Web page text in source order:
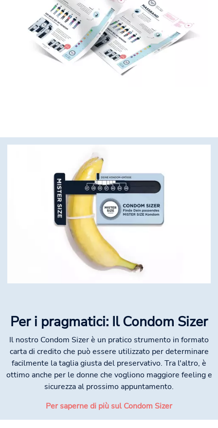
Per i pragmatici: Il Condom Sizer
Il nostro Condom Sizer è un pratico strumento in formato
carta di credito che può essere utilizzato per determinare
facilmente la taglia giusta del preservativo. Tra l'altro, è
ottimo anche per le donne che vogliono maggiore feeling e
sicurezza al prossimo appuntamento.
Per saperne di più sul Condom Sizer